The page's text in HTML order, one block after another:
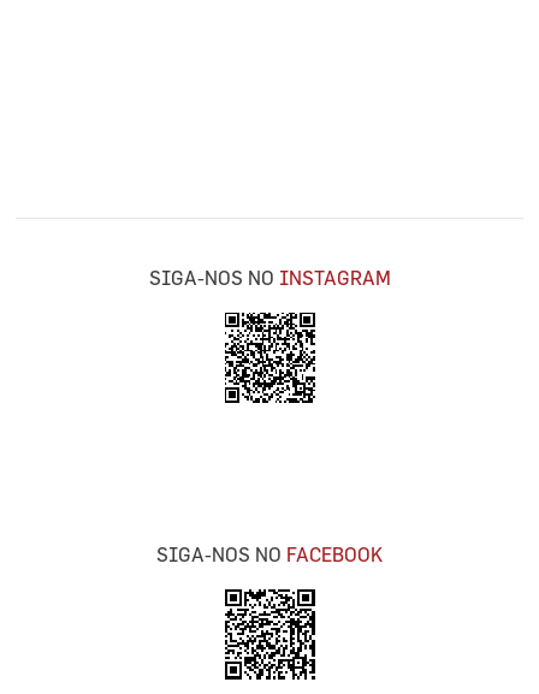
SIGA-NOS NO INSTAGRAM
SIGA-NOS NO FACEBOOK